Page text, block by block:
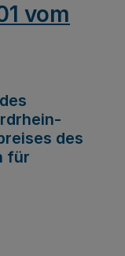
vom
des
für